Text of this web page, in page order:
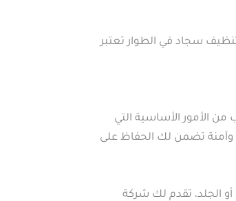
سجاد في الطوار تعتبر
الأمور الأساسية التي
وآمنة تضمن لك الحفاظ على
الجلد، تقدم لك شركة